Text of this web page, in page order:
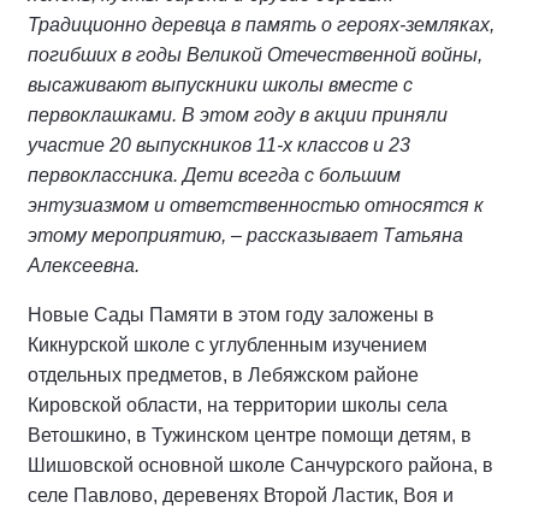
Традиционно деревца в память о героях-земляках,
погибших в годы Великой Отечественной войны,
высаживают выпускники школы вместе с
первоклашками. В этом году в акции приняли
участие 20 выпускников 11-х классов и 23
первоклассника. Дети всегда с большим
энтузиазмом и ответственностью относятся к
этому мероприятию, – рассказывает Татьяна
Алексеевна.
Новые Сады Памяти в этом году заложены в
Кикнурской школе с углубленным изучением
отдельных предметов, в Лебяжском районе
Кировской области, на территории школы села
Ветошкино, в Тужинском центре помощи детям, в
Шишовской основной школе Санчурского района, в
селе Павлово, деревенях Второй Ластик, Воя и